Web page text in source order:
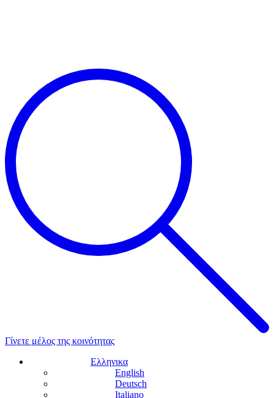
Γίνετε μέλος της κοινότητας
Ελληνικα
English
Deutsch
Italiano